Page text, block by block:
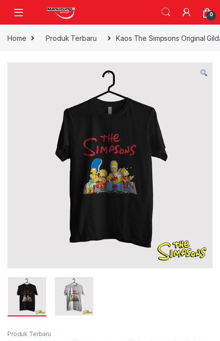
0
Home Produk Terbaru Kaos The Simpsons Original
Produk Terbaru